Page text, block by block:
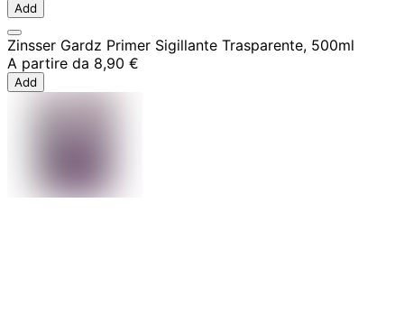
Add
Zinsser Gardz Primer Sigillante Trasparente, 500ml
A partire da 8,90 €
Add